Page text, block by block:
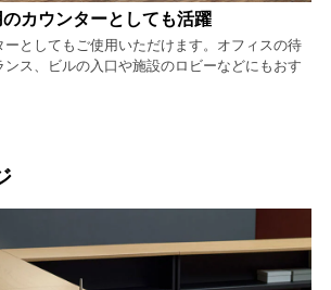
カウンターとしても活躍
としてもご使用いただけます。オフィスの待
ス、ビルの入口や施設のロビーなどにもおす